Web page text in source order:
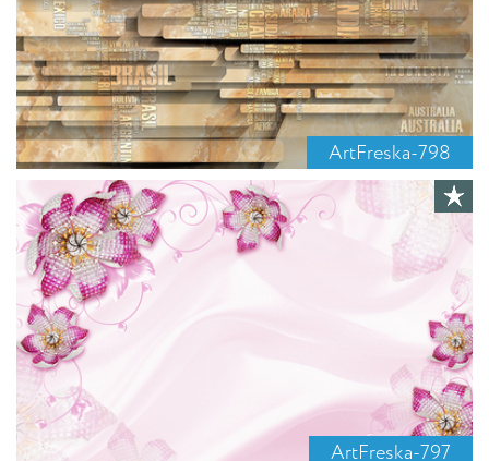
ArtFreska-798
ArtFreska-797